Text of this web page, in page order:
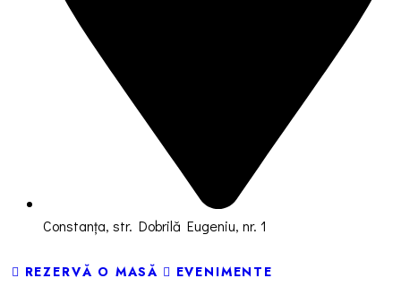
Constanța, str. Dobrilă Eugeniu, nr. 1
REZERVĂ O MASĂ EVENIMENTE